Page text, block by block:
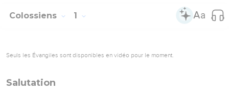
Colossiens 1
Seuls les Évangiles sont disponibles en vidéo pour le moment.
Salutation